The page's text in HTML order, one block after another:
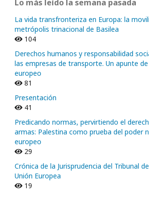
Lo más leído la semana pasada
La vida transfronteriza en Europa: la
metrópolis trinacional de Basilea
104
Derechos humanos y responsabilidad
las empresas de transporte. Un apunte
europeo
81
Presentación
41
Predicando normas, pervirtiendo el
armas: Palestina como prueba del poder
europeo
29
Crónica de la Jurisprudencia del Tribunal
Unión Europea
19